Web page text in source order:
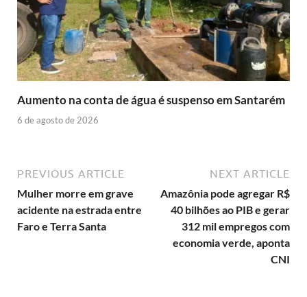
Aumento na conta de água é suspenso em Santarém
6 de agosto de 2026
PREVIOUS ARTICLE
Mulher morre em grave
acidente na estrada entre
Faro e Terra Santa
NEXT ARTICLE
Amazônia pode agregar R$
40 bilhões ao PIB e gerar
312 mil empregos com
economia verde, aponta
CNI